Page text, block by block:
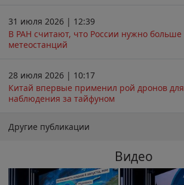
31 июля 2026 | 12:39
В РАН считают, что России нужно больше
метеостанций
28 июля 2026 | 10:17
Китай впервые применил рой дронов для
наблюдения за тайфуном
Другие публикации
Видео